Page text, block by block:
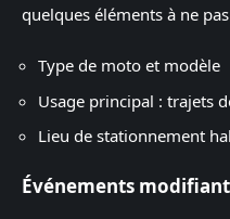
quelques éléments à ne
Type de moto et modèle
Usage principal : trajets
Lieu de stationnement
Événements